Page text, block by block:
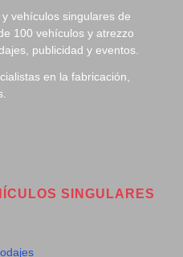
vehículos singulares de
100 vehículos y atrezzo
publicidad y eventos.
en la fabricación,
SINGULARES